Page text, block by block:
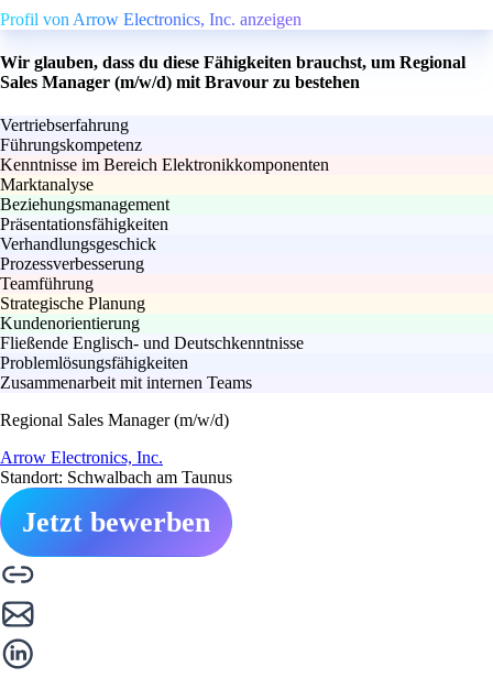
Profil von Arrow Electronics, Inc. anzeigen
Wir glauben, dass du diese Fähigkeiten brauchst, um Regional
Sales Manager (m/w/d) mit Bravour zu bestehen
Vertriebserfahrung
Führungskompetenz
Kenntnisse im Bereich Elektronikkomponenten
Marktanalyse
Beziehungsmanagement
Präsentationsfähigkeiten
Verhandlungsgeschick
Prozessverbesserung
Teamführung
Strategische Planung
Kundenorientierung
Fließende Englisch- und Deutschkenntnisse
Problemlösungsfähigkeiten
Zusammenarbeit mit internen Teams
Regional Sales Manager (m/w/d)
Arrow Electronics, Inc.
Standort: Schwalbach am Taunus
Jetzt bewerben